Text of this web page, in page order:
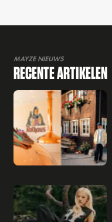
MAYZE NIEUWS
RECENTE ARTIKELEN